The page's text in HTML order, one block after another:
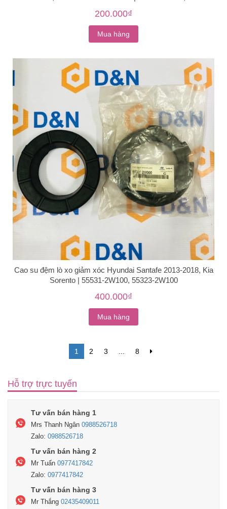
200.000₫
Mua hàng
Cao su đệm lò xo giảm xóc Hyundai Santafe 2013-2018, Kia
Sorento | 55531-2W100, 55323-2W100
400.000₫
Mua hàng
1 2 3 ... 8
Hỗ trợ trực tuyến
Tư vấn bán hàng 1
Mrs Thanh Ngân 0988526718
Zalo: 0988526718
Tư vấn bán hàng 2
Mr Tuấn 0977417842
Zalo: 0977417842
Tư vấn bán hàng 3
Mr Thắng 02435409011